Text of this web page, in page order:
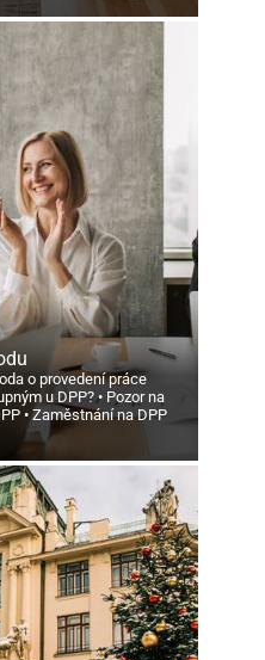
o provedení práce
u DPP?
Pozor na
Zaměstnání na DPP